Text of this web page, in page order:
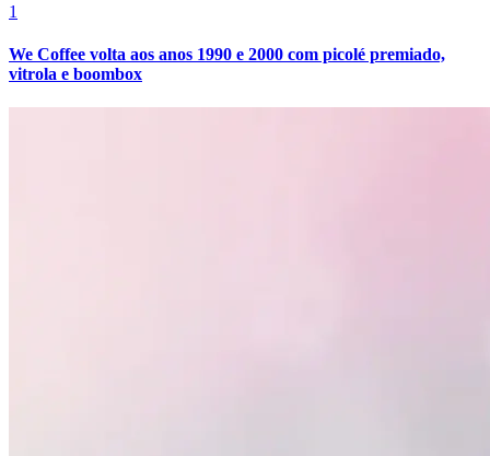
Internacional
1
We Coffee volta aos anos 1990 e 2000 com picolé premiado,
vitrola e boombox